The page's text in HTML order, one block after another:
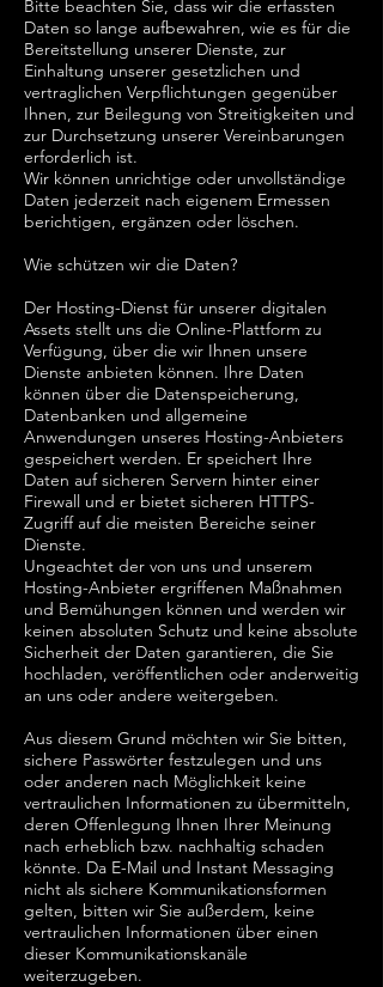
Bitte beachten Sie, dass wir die erfassten
Daten so lange aufbewahren, wie es für die
Bereitstellung unserer Dienste, zur
Einhaltung unserer gesetzlichen und
vertraglichen Verpflichtungen gegenüber
Ihnen, zur Beilegung von Streitigkeiten und
zur Durchsetzung unserer Vereinbarungen
erforderlich ist.
Wir können unrichtige oder unvollständige
Daten jederzeit nach eigenem Ermessen
berichtigen, ergänzen oder löschen.
Wie schützen wir die Daten?
Der Hosting-Dienst für unserer digitalen
Assets stellt uns die Online-Plattform zu
Verfügung, über die wir Ihnen unsere
Dienste anbieten können. Ihre Daten
können über die Datenspeicherung,
Datenbanken und allgemeine
Anwendungen unseres Hosting-Anbieters
gespeichert werden. Er speichert Ihre
Daten auf sicheren Servern hinter einer
Firewall und er bietet sicheren HTTPS-
Zugriff auf die meisten Bereiche seiner
Dienste.
Ungeachtet der von uns und unserem
Hosting-Anbieter ergriffenen Maßnahmen
und Bemühungen können und werden wir
keinen absoluten Schutz und keine absolute
Sicherheit der Daten garantieren, die Sie
hochladen, veröffentlichen oder anderweitig
an uns oder andere weitergeben.
Aus diesem Grund möchten wir Sie bitten,
sichere Passwörter festzulegen und uns
oder anderen nach Möglichkeit keine
vertraulichen Informationen zu übermitteln,
deren Offenlegung Ihnen Ihrer Meinung
nach erheblich bzw. nachhaltig schaden
könnte. Da E-Mail und Instant Messaging
nicht als sichere Kommunikationsformen
gelten, bitten wir Sie außerdem, keine
vertraulichen Informationen über einen
dieser Kommunikationskanäle
weiterzugeben.